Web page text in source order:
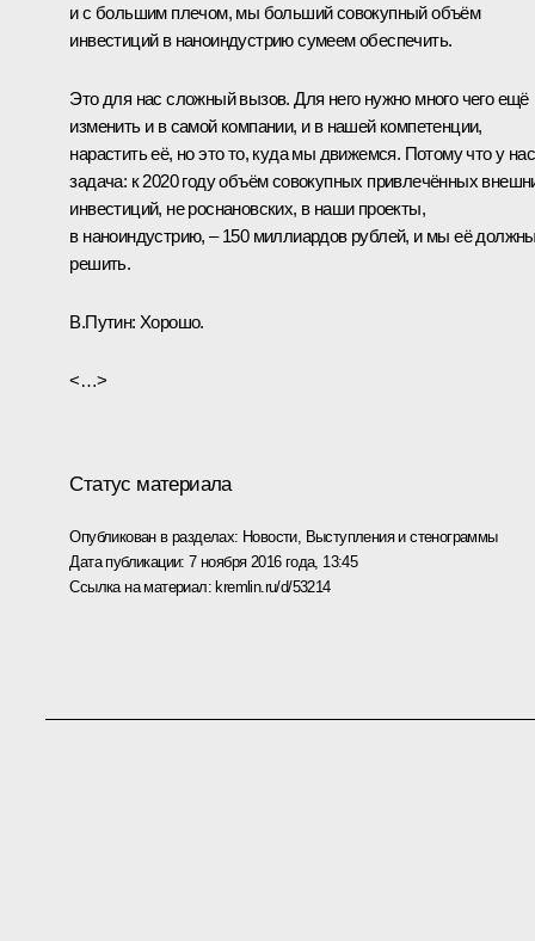
и с большим плечом, мы больший совокупный объём
инвестиций в наноиндустрию сумеем обеспечить.
Это для нас сложный вызов. Для него нужно много чего ещё
изменить и в самой компании, и в нашей компетенции,
нарастить её, но это то, куда мы движемся. Потому что у нас
задача: к 2020 году объём совокупных привлечённых
инвестиций, не роснановских, в наши проекты,
в наноиндустрию, – 150 миллиардов рублей, и мы её
решить.
В.Путин: Хорошо.
<…>
Статус материала
Опубликован в разделах: Новости, Выступления и стенограммы
Дата публикации:7 ноября 2016 года, 13:45
Ссылка на материал: kremlin.ru/d/53214